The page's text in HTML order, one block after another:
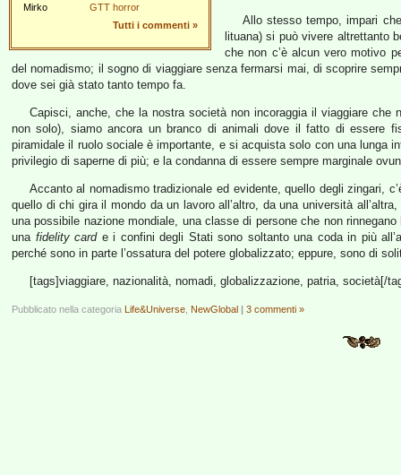
Mirko
GTT horror
Tutti i commenti »
Allo stesso tempo, impari
lituana) si può vivere altrettanto
che non c’è alcun vero motivo
del nomadismo; il sogno di viaggiare senza fermarsi mai, di scoprire
dove sei già stato tanto tempo fa.
Capisci, anche, che la nostra società non incoraggia il viaggiare
non solo), siamo ancora un branco di animali dove il fatto di essere
piramidale il ruolo sociale è importante, e si acquista solo con una lunga
privilegio di saperne di più; e la condanna di essere sempre marginale
Accanto al nomadismo tradizionale ed evidente, quello degli zingari,
quello di chi gira il mondo da un lavoro all’altro, da una università
una possibile nazione mondiale, una classe di persone che non
una fidelity carde i confini degli Stati sono soltanto una coda in più
perché sono in parte l’ossatura del potere globalizzato; eppure, sono di
[tags]viaggiare, nazionalità, nomadi, globalizzazione, patria, società[/
Pubblicato nella categoria Life&Universe NewGlobal | 3 commenti »